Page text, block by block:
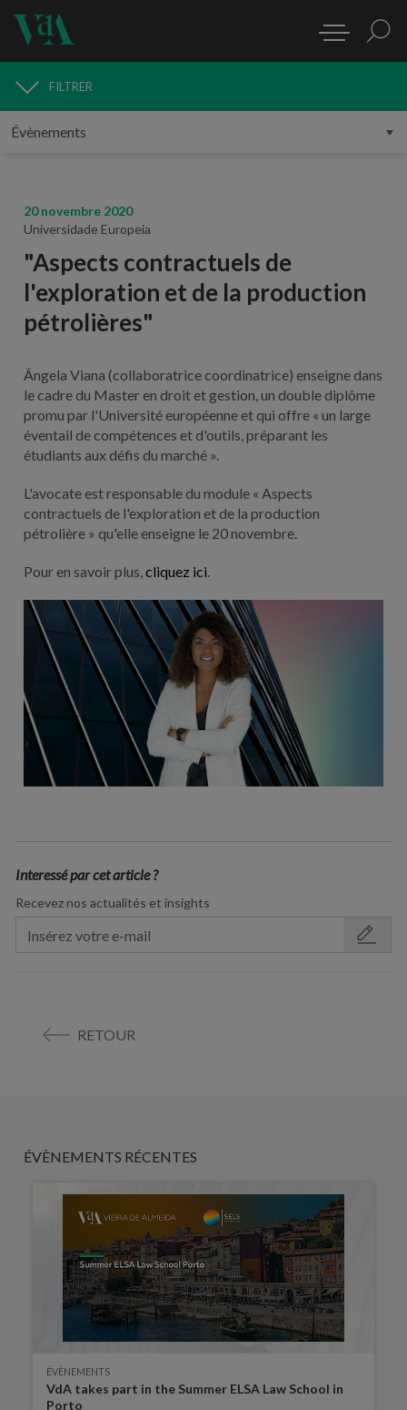
MÉDIAS
FILTRER
20 novembre 2020
Universidade Europeia
"Aspects contractuels de
l'exploration et de la production
pétrolières"
Ângela Viana (collaboratrice coordinatrice) enseigne dans
le cadre du Master en droit et gestion, un double diplôme
promu par l'Université européenne et qui offre « un large
éventail de compétences et d'outils, préparant les
étudiants aux défis du marché ».
L'avocate est responsable du module « Aspects
contractuels de l'exploration et de la production
pétrolière » qu'elle enseigne le 20 novembre.
Pour en savoir plus, cliquez ici
Interessé par cet article ?
Recevez nos actualités et insights
RETOUR
ÉVÈNEMENTS RÉCENTES
ÉVÈNEMENTS
VdA takes part in the Summer ELSA Law School in
Porto